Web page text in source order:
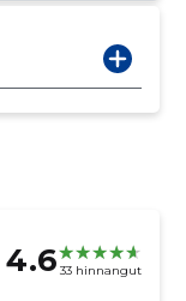
4.6 33 hinnangut